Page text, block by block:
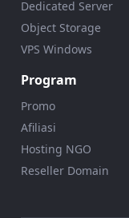
Dedicated Server
Object Storage
VPS Windows
Program
Promo
Afiliasi
Hosting NGO
Reseller Domain